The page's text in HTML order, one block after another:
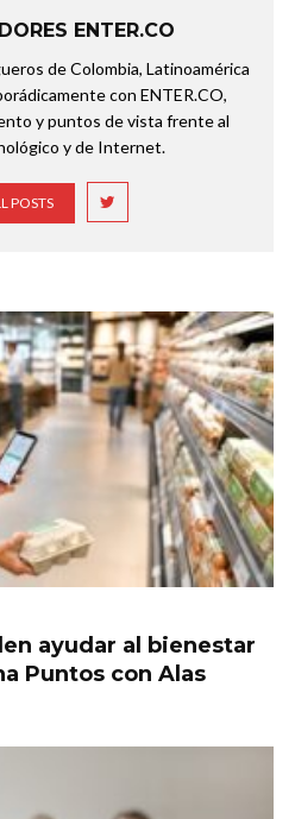
ENTER.CO
de Colombia, Latinoamérica
con ENTER.CO,
y puntos de vista frente al
y de Internet.
POSTS
ayudar al bienestar
Puntos con Alas